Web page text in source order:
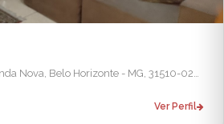
R. Irineu Pinto, 197 - Venda Nova, Belo Horizonte - MG, 31510-020, Brasil - Ribeirão das Neves
Ver Perfil